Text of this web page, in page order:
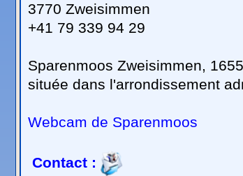
3770 Zweisimmen
+41 79 339 94 29
Sparenmoos Zweisimmen,
située dans l'arrondissement
Webcam de Sparenmoos
Contact :